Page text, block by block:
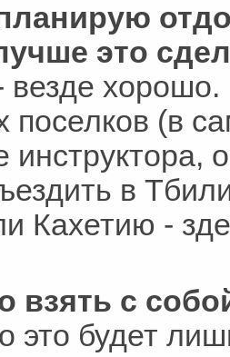
это
везде
поселков (в
инструктора,
в
Кахетию -
взять с
это будет